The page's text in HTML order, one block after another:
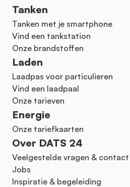
Tanken
Tanken met je smartphone
Vind een tankstation
Onze brandstoffen
Laden
Laadpas voor particulieren
Vind een laadpaal
Onze tarieven
Energie
Onze tariefkaarten
Over DATS 24
Veelgestelde vragen & contact
Jobs
Inspiratie & begeleiding